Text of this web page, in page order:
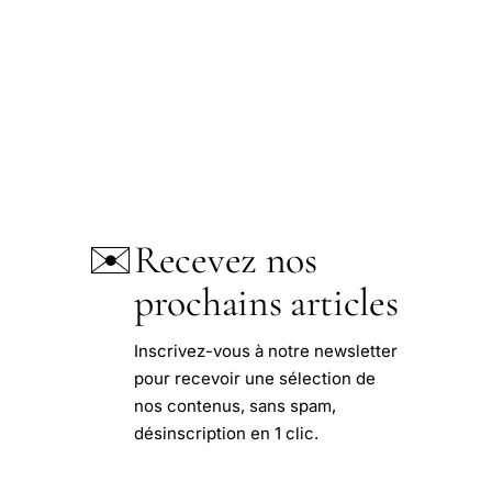
✉️Recevez nos
prochains articles
Inscrivez-vous à notre newsletter
pour recevoir une sélection de
nos contenus, sans spam,
désinscription en 1 clic.